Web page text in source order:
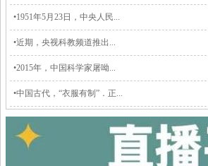
•1951年5月23日，中央人民...
•近期，央视科教频道推出...
•2015年，中国科学家屠呦...
•中国古代，“衣服有制”．正...